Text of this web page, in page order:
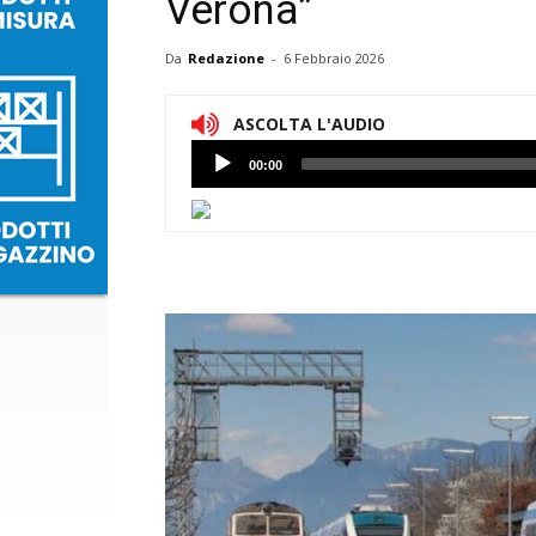
Verona”
Da Redazione - 6 Febbraio 2026
ASCOLTA L'AUDIO
Lettore
Audio
00:00